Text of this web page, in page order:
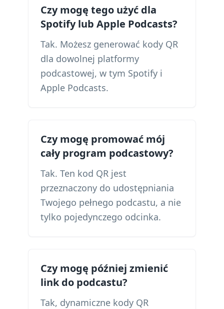
Czy mogę tego użyć dla
Spotify lub Apple Podcasts?
Tak. Możesz generować kody QR
dla dowolnej platformy
podcastowej, w tym Spotify i
Apple Podcasts.
Czy mogę promować mój
cały program podcastowy?
Tak. Ten kod QR jest
przeznaczony do udostępniania
Twojego pełnego podcastu, a nie
tylko pojedynczego odcinka.
Czy mogę później zmienić
link do podcastu?
Tak, dynamiczne kody QR